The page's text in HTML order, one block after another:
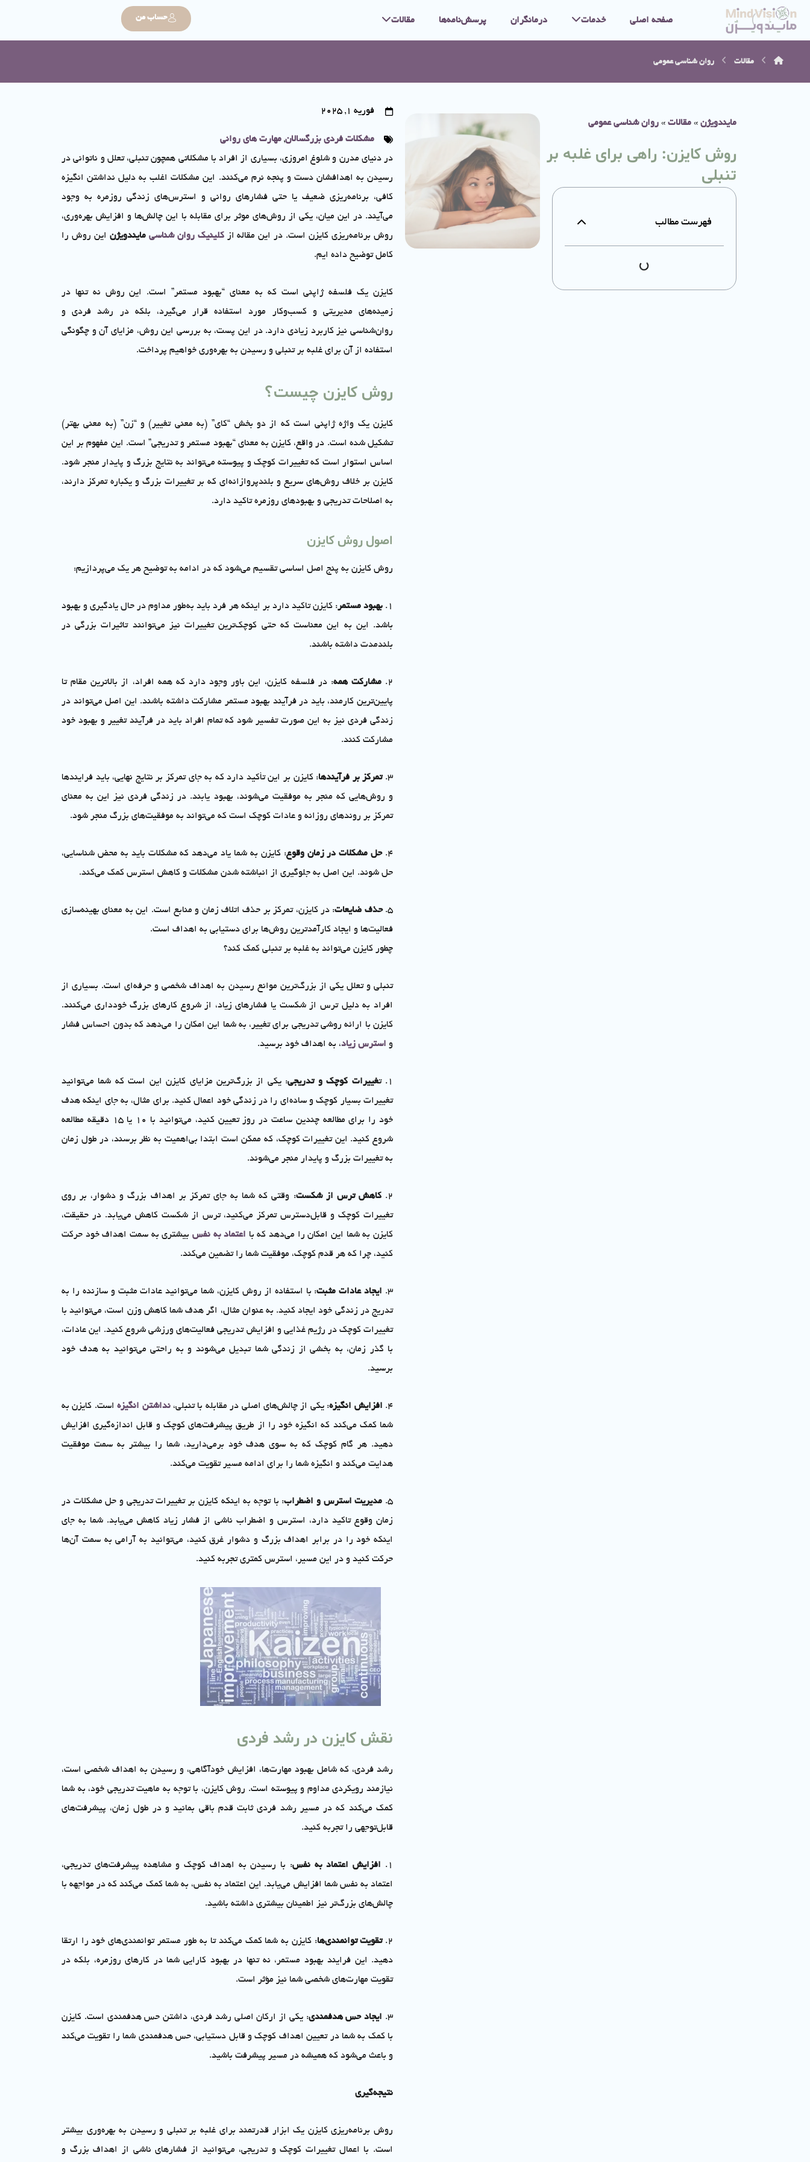
صفحه اصلی خدمات درمانگران پرسش‌نامه‌ها مقالات حساب من
مقالات روان شناسی عمومی
مایندویژن » مقالات » روان شناسی عمومی
روش کایزن: راهی برای غلبه بر
تنبلی
فهرست مطالب
فوریه 1, 2025
مشکلات فردی بزرگسالان, مهارت های روانی
در دنیای مدرن و شلوغ امروزی، بسیاری از افراد با مشکلاتی همچون تنبلی، تعلل و ناتوانی در
رسیدن به اهدافشان دست و پنجه نرم می‌کنند. این مشکلات اغلب به دلیل نداشتن انگیزه
کافی، برنامه‌ریزی ضعیف یا حتی فشارهای روانی و استرس‌های زندگی روزمره به وجود
می‌آیند. در این میان، یکی از روش‌های موثر برای مقابله با این چالش‌ها و افزایش بهره‌وری،
روش برنامه‌ریزی کایزن است. در این مقاله ازکلینیک روان شناسی مایندویژن این روش را
کامل توضیح داده ایم.
کایزن یک فلسفه ژاپنی است که به معنای “بهبود مستمر” است. این روش نه تنها در
زمینه‌های مدیریتی و کسب‌وکار مورد استفاده قرار می‌گیرد، بلکه در رشد فردی و
روان‌شناسی نیز کاربرد زیادی دارد. در این پست، به بررسی این روش، مزایای آن و چگونگی
استفاده از آن برای غلبه بر تنبلی و رسیدن به بهره‌وری خواهیم پرداخت.
روش کایزن چیست؟
کایزن یک واژه ژاپنی است که از دو بخش “کای” (به معنی تغییر) و “زن” (به معنی بهتر)
تشکیل شده است. در واقع، کایزن به معنای “بهبود مستمر و تدریجی” است. این مفهوم بر این
اساس استوار است که تغییرات کوچک و پیوسته می‌تواند به نتایج بزرگ و پایدار منجر شود.
کایزن بر خلاف روش‌های سریع و بلندپروازانه‌ای که بر تغییرات بزرگ و یکباره تمرکز دارند،
به اصلاحات تدریجی و بهبودهای روزمره تاکید دارد.
اصول روش کایزن
روش کایزن به پنج اصل اساسی تقسیم می‌شود که در ادامه به توضیح هر یک می‌پردازیم:
1. بهبود مستمر: کایزن تاکید دارد بر اینکه هر فرد باید به‌طور مداوم در حال یادگیری و بهبود
باشد. این به این معناست که حتی کوچک‌ترین تغییرات نیز می‌توانند تاثیرات بزرگی در
بلندمدت داشته باشند.
2. مشارکت همه: در فلسفه کایزن، این باور وجود دارد که همه افراد، از بالاترین مقام تا
پایین‌ترین کارمند، باید در فرآیند بهبود مستمر مشارکت داشته باشند. این اصل می‌تواند در
زندگی فردی نیز به این صورت تفسیر شود که تمام افراد باید در فرآیند تغییر و بهبود خود
مشارکت کنند.
3. تمرکز بر فرآیندها: کایزن بر این تأکید دارد که به جای تمرکز بر نتایج نهایی، باید فرایندها
و روش‌هایی که منجر به موفقیت می‌شوند، بهبود یابند. در زندگی فردی نیز این به معنای
تمرکز بر روندهای روزانه و عادات کوچک است که می‌تواند به موفقیت‌های بزرگ منجر شود.
4. حل مشکلات در زمان وقوع: کایزن به شما یاد می‌دهد که مشکلات باید به محض شناسایی،
حل شوند. این اصل به جلوگیری از انباشته شدن مشکلات و کاهش استرس کمک می‌کند.
5. حذف ضایعات: در کایزن، تمرکز بر حذف اتلاف زمان و منابع است. این به معنای بهینه‌سازی
فعالیت‌ها و ایجاد کارآمدترین روش‌ها برای دستیابی به اهداف است.
چطور کایزن می‌تواند به غلبه بر تنبلی کمک کند؟
تنبلی و تعلل یکی از بزرگ‌ترین موانع رسیدن به اهداف شخصی و حرفه‌ای است. بسیاری از
افراد به دلیل ترس از شکست یا فشارهای زیاد، از شروع کارهای بزرگ خودداری می‌کنند.
کایزن با ارائه روشی تدریجی برای تغییر، به شما این امکان را می‌دهد که بدون احساس فشار
و استرس زیاد، به اهداف خود برسید.
1. ت غییرات کوچک و تدریجی: یکی از بزرگ‌ترین مزایای کایزن این است که شما می‌توانید
تغییرات بسیار کوچک و ساده‌ای را در زندگی خود اعمال کنید. برای مثال، به جای اینکه هدف
خود را برای مطالعه چندین ساعت در روز تعیین کنید، می‌توانید با 10 یا 15 دقیقه مطالعه
شروع کنید. این تغییرات کوچک، که ممکن است ابتدا بی‌اهمیت به نظر برسند، در طول زمان
به تغییرات بزرگ و پایدار منجر می‌شوند.
2. کاهش ترس از شکست: وقتی که شما به جای تمرکز بر اهداف بزرگ و دشوار، بر روی
تغییرات کوچک و قابل‌دسترس تمرکز می‌کنید، ترس از شکست کاهش می‌یابد. در حقیقت،
کایزن به شما این امکان را می‌دهد که با اعتماد به نفس بیشتری به سمت اهداف خود حرکت
کنید، چرا که هر قدم کوچک، موفقیت شما را تضمین می‌کند.
3. ایجاد عادات مثبت: با استفاده از روش کایزن، شما می‌توانید عادات مثبت و سازنده را به
تدریج در زندگی خود ایجاد کنید. به عنوان مثال، اگر هدف شما کاهش وزن است، می‌توانید با
تغییرات کوچک در رژیم غذایی و افزایش تدریجی فعالیت‌های ورزشی شروع کنید. این عادات،
با گذر زمان، به بخشی از زندگی شما تبدیل می‌شوند و به راحتی می‌توانید به هدف خود
برسید.
4. افزایش انگیزه: یکی از چالش‌های اصلی در مقابله با تنبلی،نداشتن انگیزهاست. کایزن به
شما کمک می‌کند که انگیزه خود را از طریق پیشرفت‌های کوچک و قابل اندازه‌گیری افزایش
دهید. هر گام کوچک که به سوی هدف خود برمی‌دارید، شما را بیشتر به سمت موفقیت
هدایت می‌کند و انگیزه شما را برای ادامه مسیر تقویت می‌کند.
5. مدیریت استرس و اضطراب: با توجه به اینکه کایزن بر تغییرات تدریجی و حل مشکلات در
زمان وقوع تاکید دارد، استرس و اضطراب ناشی از فشار زیاد کاهش می‌یابد. شما به جای
اینکه خود را در برابر اهداف بزرگ و دشوار غرق کنید، می‌توانید به آرامی به سمت آن‌ها
حرکت کنید و در این مسیر، استرس کمتری تجربه کنید.
نقش کایزن در رشد فردی
رشد فردی، که شامل بهبود مهارت‌ها، افزایش خودآگاهی، و رسیدن به اهداف شخصی است،
نیازمند رویکردی مداوم و پیوسته است. روش کایزن، با توجه به ماهیت تدریجی خود، به شما
کمک می‌کند که در مسیر رشد فردی ثابت قدم باقی بمانید و در طول زمان، پیشرفت‌های
قابل‌توجهی را تجربه کنید.
1. افزایش اعتماد به نفس: با رسیدن به اهداف کوچک و مشاهده پیشرفت‌های تدریجی،
اعتماد به نفس شما افزایش می‌یابد. این اعتماد به نفس، به شما کمک می‌کند که در مواجهه با
چالش‌های بزرگ‌تر نیز اطمینان بیشتری داشته باشید.
2. تقویت توانمندی‌ها: کایزن به شما کمک می‌کند تا به طور مستمر توانمندی‌های خود را ارتقا
دهید. این فرایند بهبود مستمر، نه تنها در بهبود کارایی شما در کارهای روزمره، بلکه در
تقویت مهارت‌های شخصی شما نیز مؤثر است.
3. ایجاد حس هدفمندی: یکی از ارکان اصلی رشد فردی، داشتن حس هدفمندی است. کایزن
با کمک به شما در تعیین اهداف کوچک و قابل دستیابی، حس هدفمندی شما را تقویت می‌کند
و باعث می‌شود که همیشه در مسیر پیشرفت باشید.
نتیجه‌گیری
روش برنامه‌ریزی کایزن یک ابزار قدرتمند برای غلبه بر تنبلی و رسیدن به بهره‌وری بیشتر
است. با اعمال تغییرات کوچک و تدریجی، می‌توانید از فشارهای ناشی از اهداف بزرگ و